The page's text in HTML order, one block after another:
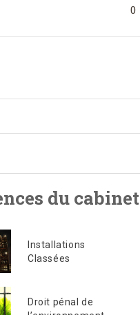
0
du cabinet
Installations
Classées
Droit pénal de